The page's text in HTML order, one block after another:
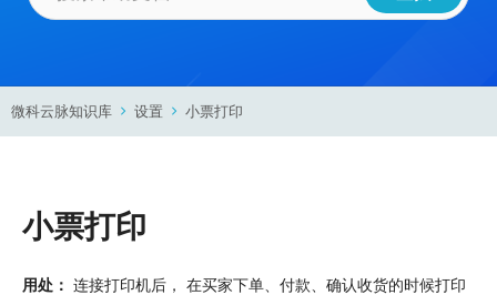
微科云脉知识库 设置 小票打印
小票打印
用处： 连接打印机后， 在买家下单、付款、确认收货的时候打印